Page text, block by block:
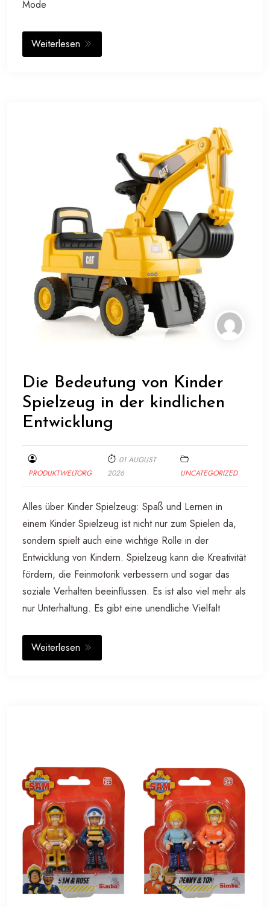
Mode
Weiterlesen
Die Bedeutung von Kinder
Spielzeug in der kindlichen
Entwicklung
PRODUKTWELTORG
01 AUGUST
2026
UNCATEGORIZED
Alles über Kinder Spielzeug: Spaß und Lernen in
einem Kinder Spielzeug ist nicht nur zum Spielen da,
sondern spielt auch eine wichtige Rolle in der
Entwicklung von Kindern. Spielzeug kann die Kreativität
fördern, die Feinmotorik verbessern und sogar das
soziale Verhalten beeinflussen. Es ist also viel mehr als
nur Unterhaltung. Es gibt eine unendliche Vielfalt
Weiterlesen